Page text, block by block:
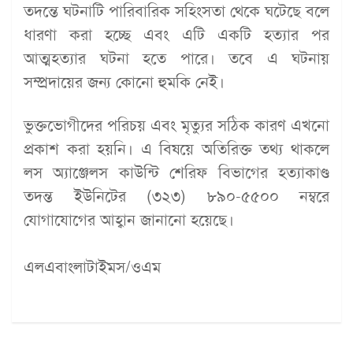
তদন্তে ঘটনাটি পারিবারিক সহিংসতা থেকে ঘটেছে বলে
ধারণা করা হচ্ছে এবং এটি একটি হত্যার পর
আত্মহত্যার ঘটনা হতে পারে। তবে এ ঘটনায়
সম্প্রদায়ের জন্য কোনো হুমকি নেই।
ভুক্তভোগীদের পরিচয় এবং মৃত্যুর সঠিক কারণ এখনো
প্রকাশ করা হয়নি। এ বিষয়ে অতিরিক্ত তথ্য থাকলে
লস অ্যাঞ্জেলস কাউন্টি শেরিফ বিভাগের হত্যাকাণ্ড
তদন্ত ইউনিটের (৩২৩) ৮৯০-৫৫০০ নম্বরে
যোগাযোগের আহ্বান জানানো হয়েছে।
এলএবাংলাটাইমস/ওএম